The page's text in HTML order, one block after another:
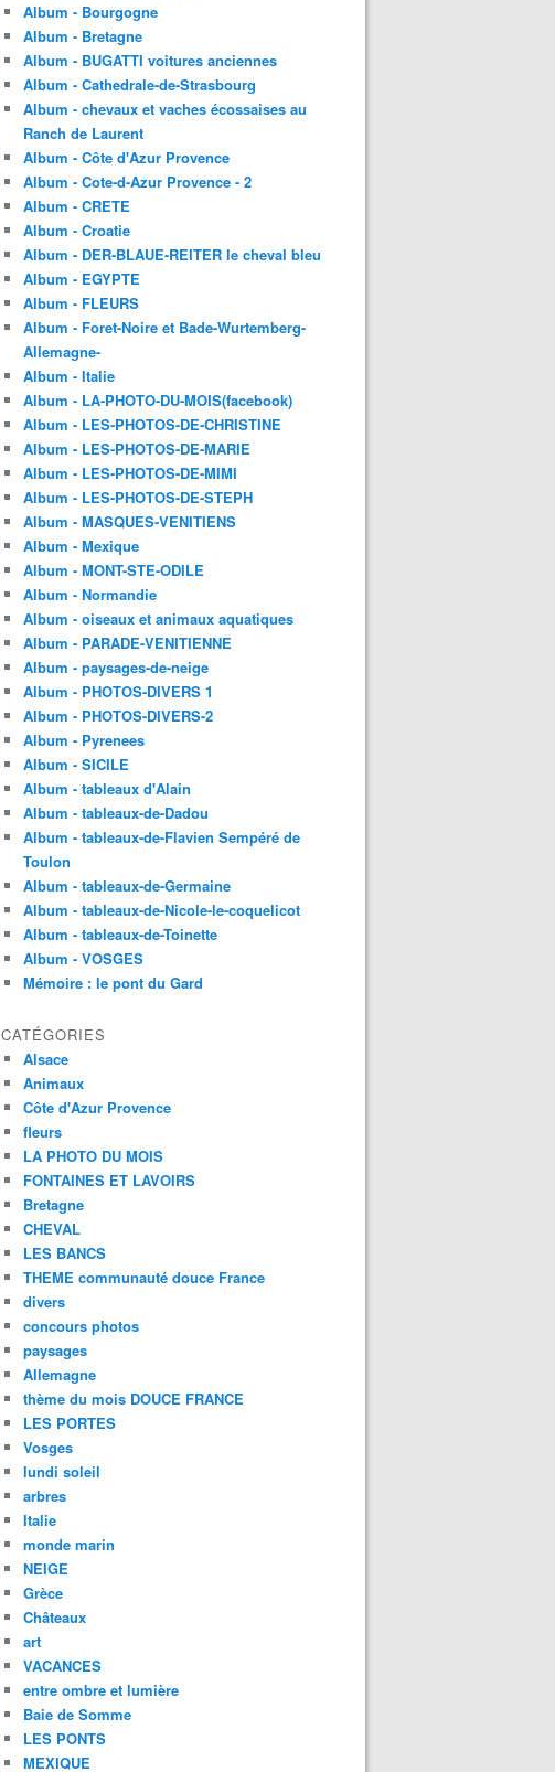
Album - Bourgogne
Album - Bretagne
Album - BUGATTI voitures anciennes
Album - Cathedrale-de-Strasbourg
Album - chevaux et vaches écossaises au
Ranch de Laurent
Album - Côte d'Azur Provence
Album - Cote-d-Azur Provence - 2
Album - CRETE
Album - Croatie
Album - DER-BLAUE-REITER le cheval bleu
Album - EGYPTE
Album - FLEURS
Album - Foret-Noire et Bade-Wurtemberg-
Allemagne-
Album - Italie
Album - LA-PHOTO-DU-MOIS(facebook)
Album - LES-PHOTOS-DE-CHRISTINE
Album - LES-PHOTOS-DE-MARIE
Album - LES-PHOTOS-DE-MIMI
Album - LES-PHOTOS-DE-STEPH
Album - MASQUES-VENITIENS
Album - Mexique
Album - MONT-STE-ODILE
Album - Normandie
Album - oiseaux et animaux aquatiques
Album - PARADE-VENITIENNE
Album - paysages-de-neige
Album - PHOTOS-DIVERS 1
Album - PHOTOS-DIVERS-2
Album - Pyrenees
Album - SICILE
Album - tableaux d'Alain
Album - tableaux-de-Dadou
Album - tableaux-de-Flavien Sempéré de
Toulon
Album - tableaux-de-Germaine
Album - tableaux-de-Nicole-le-coquelicot
Album - tableaux-de-Toinette
Album - VOSGES
Mémoire : le pont du Gard
CATÉGORIES
Alsace
Animaux
Côte d'Azur Provence
fleurs
LA PHOTO DU MOIS
FONTAINES ET LAVOIRS
Bretagne
CHEVAL
LES BANCS
THEME communauté douce France
divers
concours photos
paysages
Allemagne
thème du mois DOUCE FRANCE
LES PORTES
Vosges
lundi soleil
arbres
Italie
monde marin
NEIGE
Grèce
Châteaux
art
VACANCES
entre ombre et lumière
Baie de Somme
LES PONTS
MEXIQUE